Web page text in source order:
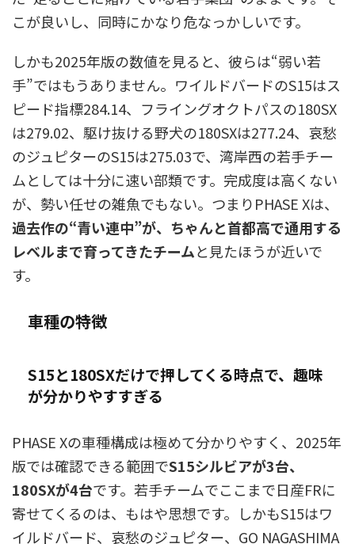
こが良いし、同時にかなり危なっかしいです。
しかも2025年版の数値を見ると、彼らは“弱い若
手”ではもうありません。ワイルドバードのS15はス
ピード指標284.14、フライングオクトパスの180SX
は279.02、駆け抜ける野犬の180SXは277.24、哀愁
のジュピターのS15は275.03で、湾岸西の若手チー
ムとしては十分に速い部類です。完成度は高くない
が、勢い任せの雑魚でもない。つまりPHASE Xは、
過去作の“青い連中”が、ちゃんと首都高で通用する
レベルまで育ってきたチームと見たほうが近いで
す。
車種の特徴
S15と180SXだけで押してくる時点で、趣味
が分かりやすすぎる
PHASE Xの車種構成は極めて分かりやすく、2025年
版では確認できる範囲でS15シルビアが3台、
180SXが4台です。若手チームでここまで日産FRに
寄せてくるのは、もはや思想です。しかもS15はワ
イルドバード、哀愁のジュピター、GO NAGASHIMA